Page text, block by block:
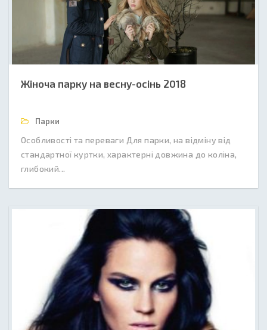
Жіноча парку на весну-осінь 2018
Парки
Особливості та переваги Для парки, на відміну від
стандартної куртки, характерні довжина до коліна,
глибокий...